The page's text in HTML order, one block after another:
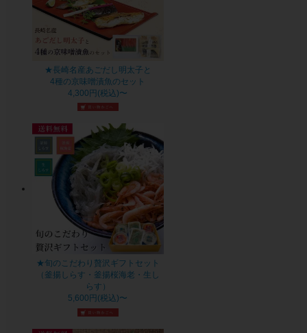
★長崎名産あごだし明太子と
4種の京味噌漬魚のセット
4,300円(税込)〜
★旬のこだわり贅沢ギフトセット
（釜揚しらす・釜揚桜海老・生し
らす）
5,600円(税込)〜